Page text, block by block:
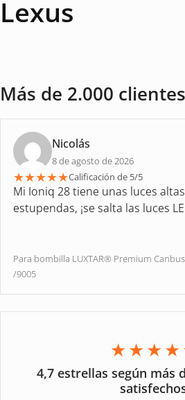
Lexus
Más de 2.000
Nicolás
8 de agosto de 2026
★★★★★Calificación de 5/5
Mi Ioniq 28 tiene unas luces altas
estupendas, ¡se salta las luces
Para bombilla LUXTAR® Premium
/9005
4,7 estrellas según más